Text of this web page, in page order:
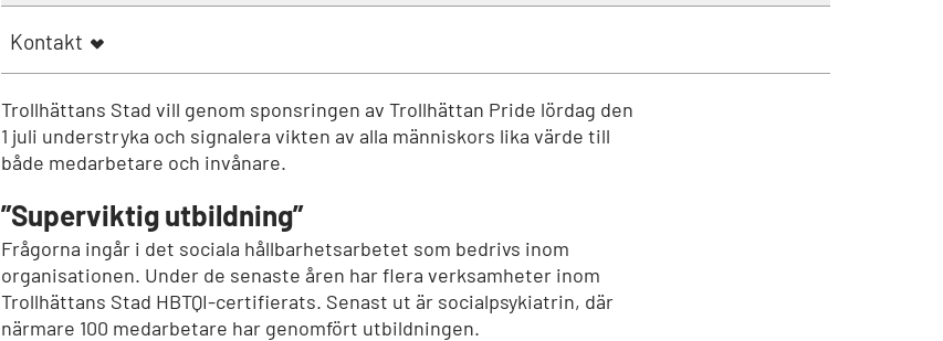
Kontakt
Trollhättans Stad vill genom sponsringen av Trollhättan Pride lördag den
1 juli understryka och signalera vikten av alla människors lika värde till
både medarbetare och invånare.
”Superviktig utbildning”
Frågorna ingår i det sociala hållbarhetsarbetet som bedrivs inom
organisationen. Under de senaste åren har flera verksamheter inom
Trollhättans Stad HBTQI-certifierats. Senast ut är socialpsykiatrin, där
närmare 100 medarbetare har genomfört utbildningen.